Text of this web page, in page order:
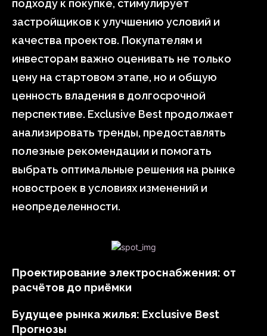
подходу к покупке, стимулирует
застройщиков к улучшению условий и
качества проектов. Покупателям и
инвесторам важно оценивать не только
цену на стартовом этапе, но и общую
ценность владения в долгосрочной
перспективе. Exclusive Best продолжает
анализировать тренды, предоставлять
полезные рекомендации и помогать
выбрать оптимальные решения на рынке
новостроек в условиях изменений и
неопределенности.
Проектирование электроснабжения: от
расчётов до приёмки
Будущее рынка жилья: Exclusive Best
Прогнозы